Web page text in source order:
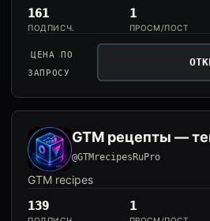
161
ПОДПИСЧ.
1
ПРОСМ/ПОСТ
ЦЕНА ПО
ЗАПРОСУ
GTM рецепты —
@GTMrecipesRuPro
GTM recipes
139 1